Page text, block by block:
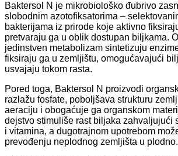
Baktersol N je mikrobiološko đubrivo
slobodnim azotofiksatorima –
bakterijama iz prirode koje aktivno
pretvaraju ga u oblik dostupan biljkama.
jedinstven metabolizam sintetizuju
fiksiraju ga u zemljištu, omogućavajući
usvajaju tokom rasta.
Pored toga, Baktersol N proizvodi
razlažu fosfate, poboljšava strukturu
aeraciju i obogaćuje ga organskom
dejstvo stimuliše rast biljaka zahvaljujući
i vitamina, a dugotrajnom upotrebom
prevođenju neplodnog zemljišta u plodno.